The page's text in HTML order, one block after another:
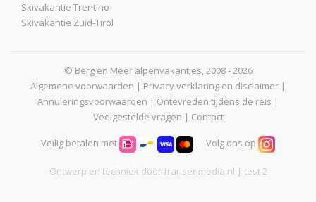
Skivakantie Trentino
Skivakantie Zuid-Tirol
© Berg en Meer alpenvakanties, 2008 - 2026
Algemene voorwaarden | Privacy verklaring en disclaimer |
Annuleringsvoorwaarden | Ontevreden tijdens de reis |
Veelgestelde vragen | Contact
Veilig betalen met Volg ons op
Ontwerp en techniek door fransenmedia.nl | test 2